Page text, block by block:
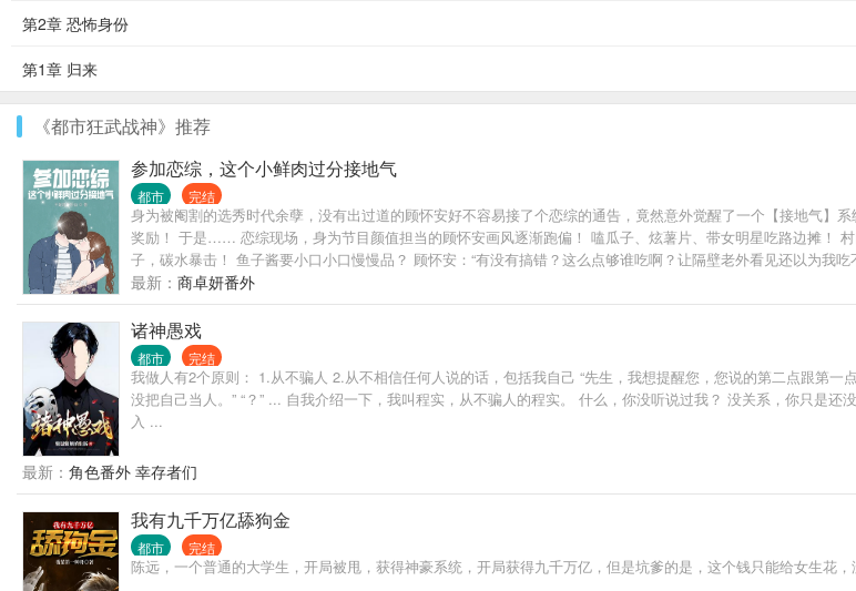
第2章 恐怖身份
第1章 归来
《都市狂武战神》推荐
参加恋综，这个小鲜肉过分接地气
都市 完结
身为被阉割的选秀时代余孽，没有出过道的顾怀安好不容易接了个恋综的通告，竟然意外觉醒了一个【接地气】
奖励！ 于是…… 恋综现场，身为节目颜值担当的顾怀安画风逐渐跑偏！ 嗑瓜子、炫薯片、带女明星吃路边摊！
子，碳水暴击！ 鱼子酱要小口小口慢慢品？ 顾怀安：“有没有搞错？这么点够谁吃啊？让隔壁老外看见还以为我
满！ 而本来因为接地气的原因顾怀安都不抱着跟女嘉宾牵手成功的打算了，谁知道…… 节目结束的牵手环节所有
最新： 商卓妍番外
诸神愚戏
都市 完结
我做人有2个原则： 1.从不骗人 2.从不相信任何人说的话，包括我自己 “先生，我想提醒您，您说的第二点跟第一
没把自己当人。” “？” ... 自我介绍一下，我叫程实，从不骗人的程实。 什么，你没听说过我？ 没关系，你只是
入 ...
最新： 角色番外 幸存者们
我有九千万亿舔狗金
都市 完结
陈远，一个普通的大学生，开局被甩，获得神豪系统，开局获得九千万亿，但是坑爹的是，这个钱只能给女生花